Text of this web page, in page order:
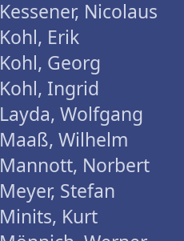
Kessener, Nicolaus
Kohl, Erik
Kohl, Georg
Kohl, Ingrid
Layda, Wolfgang
Maaß, Wilhelm
Mannott, Norbert
Meyer, Stefan
Minits, Kurt